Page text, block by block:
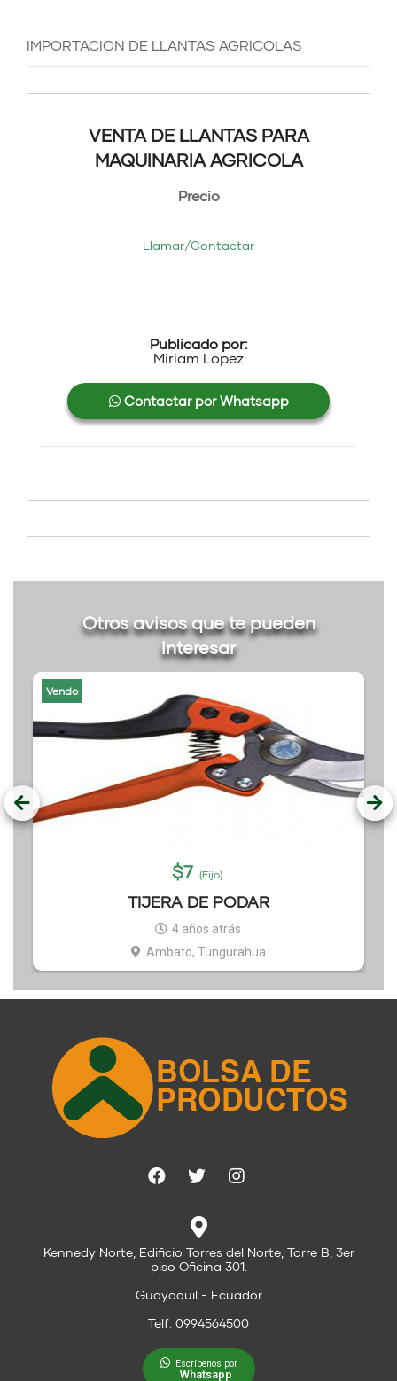
IMPORTACION DE LLANTAS AGRICOLAS
VENTA DE LLANTAS PARA
MAQUINARIA AGRICOLA
Precio
Llamar/Contactar
Publicado por:
Miriam Lopez
Contactar por Whatsapp
Otros avisos que te pueden
interesar
Vendo
$7 (Fijo)
TIJERA DE PODAR
4 años atrás
Ambato, Tungurahua
Kennedy Norte, Edificio Torres del Norte, Torre B, 3er
piso Oficina 301.
Guayaquil - Ecuador
Telf: 0994564500
Escríbenos por
Whatsapp